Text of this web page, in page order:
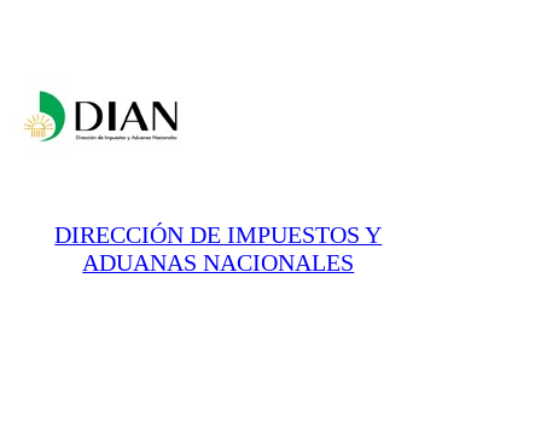
DIRECCIÓN DE IMPUESTOS Y
ADUANAS NACIONALES